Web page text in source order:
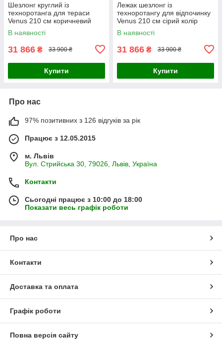
Шезлонг круглий із
техноротанга для тераси
Venus 210 см коричневий
колір
В наявності
31 866 ₴ 33 900 ₴
Купити
Лежак шезлонг із
техноротангу для відпочинку
Venus 210 см сірий колір
В наявності
31 866 ₴ 33 900 ₴
Купити
Про нас
97% позитивних з 126 відгуків за рік
Працює з 12.05.2015
м. Львів
Вул. Стрийська 30, 79026, Львів, Україна
Контакти
Сьогодні працює з 10:00 до 18:00
Показати весь графік роботи
Про нас
Контакти
Доставка та оплата
Графік роботи
Повна версія сайту